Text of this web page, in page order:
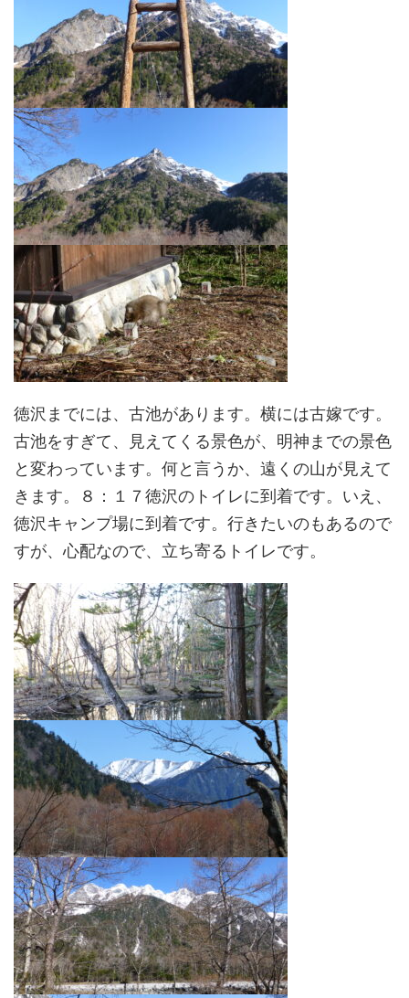
徳沢までには、古池があります。横には古嫁です。
古池をすぎて、見えてくる景色が、明神までの景色
と変わっています。何と言うか、遠くの山が見えて
きます。８：１７徳沢のトイレに到着です。いえ、
徳沢キャンプ場に到着です。行きたいのもあるので
すが、心配なので、立ち寄るトイレです。